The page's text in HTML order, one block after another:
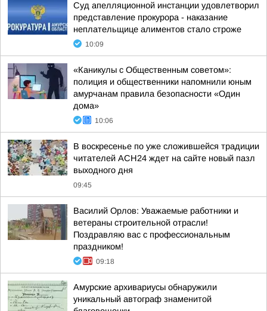
Суд апелляционной инстанции удовлетворил
представление прокурора - наказание
неплательщице алиментов стало строже
10:09
«Каникулы с Общественным советом»:
полиция и общественники напомнили юным
амурчанам правила безопасности «Один
дома»
10:06
В воскресенье по уже сложившейся традиции
читателей АСН24 ждет на сайте новый пазл
выходного дня
09:45
Василий Орлов: Уважаемые работники и
ветераны строительной отрасли!
Поздравляю вас с профессиональным
праздником!
09:18
Амурские архивариусы обнаружили
уникальный автограф знаменитой